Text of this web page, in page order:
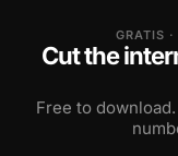
GRATIS
Cut the
Free to